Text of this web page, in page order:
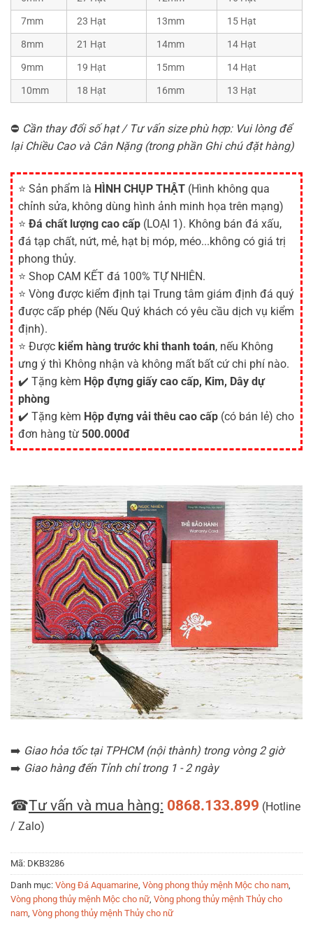
7mm
23 Hạt 13mm
15 Hạt
8mm
21 Hạt 14mm
14 Hạt
9mm
19 Hạt 15mm
14 Hạt
10mm
18 Hạt 16mm 13 Hạt
⛔ Cần thay đổi số hạt / Tư vấn size phù hợp: Vui lòng để
lại Chiều Cao và Cân Nặng (trong phần Ghi chú đặt hàng)
⭐ Sản phẩm là HÌNH CHỤP THẬT (Hình không qua
chỉnh sửa, không dùng hình ảnh minh họa trên mạng)
⭐ Đá chất lượng cao cấp (LOẠI 1). Không bán đá xấu,
đá tạp chất, nứt, mẻ, hạt bị móp, méo...không có giá trị
phong thủy.
⭐ Shop CAM KẾT đá 100% TỰ NHIÊN.
⭐ Vòng được kiểm định tại Trung tâm giám định đá quý
được cấp phép (Nếu Quý khách có yêu cầu dịch vụ kiểm
định).
⭐ Được kiểm hàng trước khi thanh toán, nếu Không
ưng ý thì Không nhận và không mất bất cứ chi phí nào.
✔️ Tặng kèm Hộp đựng giấy cao cấp, Kim, Dây dự
phòng
✔️ Tặng kèm Hộp đựng vải thêu cao cấp (có bán lẻ) cho
đơn hàng từ 500.000đ
➡️ Giao hỏa tốc tại TPHCM (nội thành) trong vòng 2 giờ
➡️ Giao hàng đến Tỉnh chỉ trong 1 - 2 ngày
☎Tư vấn và mua hàng: 0868.133.899 (Hotline
/ Zalo)
Mã: DKB3286
Danh mục: Vòng Đá Aquamarine, Vòng phong thủy mệnh Mộc cho nam,
Vòng phong thủy mệnh Mộc cho nữ, Vòng phong thủy mệnh Thủy cho
nam, Vòng phong thủy mệnh Thủy cho nữ